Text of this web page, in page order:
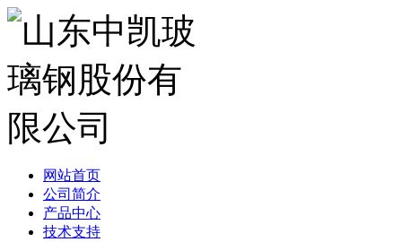
网站首页
公司简介
产品中心
技术支持